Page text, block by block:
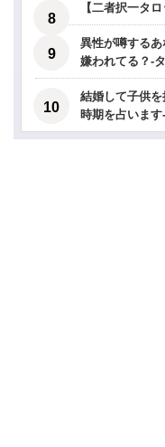
【二者択一タ
異性が噂する
嫌われてる？-
結婚して子供
時期を占いま